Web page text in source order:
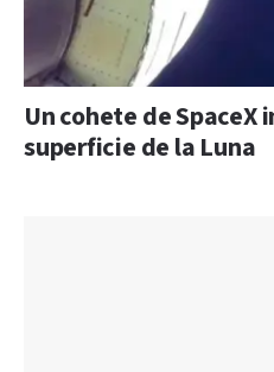
Un cohete de
superficie de la Luna